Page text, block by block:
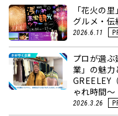
「花火の
グルメ・
2026.6.11
プロが選
業」の魅力
GREELEY
ゃれ時間～
2026.3.26